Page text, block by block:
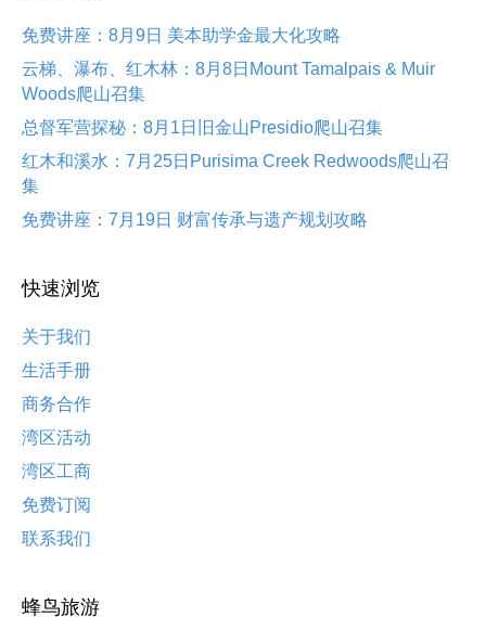
免费讲座：8月9日 美本助学金最大化攻略
云梯、瀑布、红木林：8月8日Mount Tamalpais & Muir
Woods爬山召集
总督军营探秘：8月1日旧金山Presidio爬山召集
红木和溪水：7月25日Purisima Creek Redwoods爬山召
集
免费讲座：7月19日 财富传承与遗产规划攻略
快速浏览
关于我们
生活手册
商务合作
湾区活动
湾区工商
免费订阅
联系我们
蜂鸟旅游